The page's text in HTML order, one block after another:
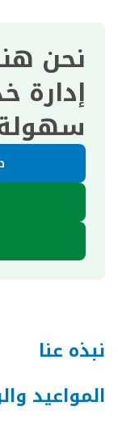
نحن
إدارة
نبذه عنا
المواعيد